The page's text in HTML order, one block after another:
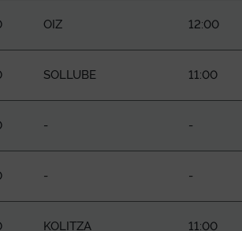
OIZ 12:00
SOLLUBE 11:00
- -
- -
KOLITZA 11:00